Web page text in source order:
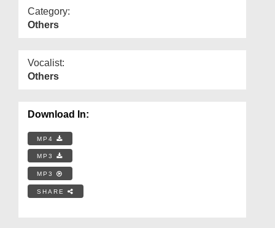
Category:
Others
Vocalist:
Others
Download In:
MP4
MP3
MP3
SHARE